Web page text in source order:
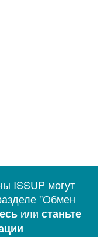
ISSUP могут
"Обмен
или станьте